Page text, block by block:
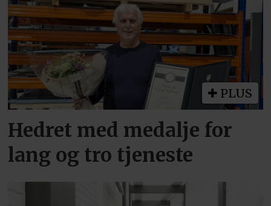
PLUS
Hedret med medalje for
lang og tro tjeneste